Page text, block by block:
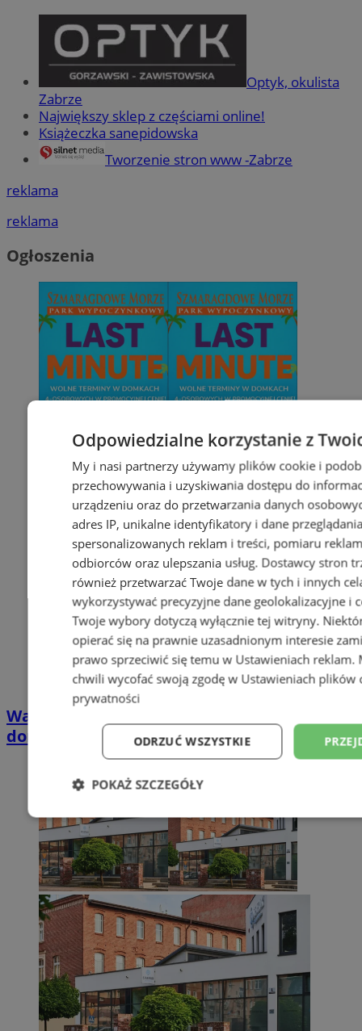
Optyk, okulista
Zabrze
Największy sklep z częściami online!
Książeczka sanepidowska
Tworzenie stron www -Zabrze
reklama
reklama
Ogłoszenia
Wakacyjny wypoczynek nad Bałtykiem w
domkach Szmaragdowe Morze
Odpowiedzialne korzystanie z
My i nasi partnerzy używamy plików cookie i
przechowywania i uzyskiwania dostępu do
urządzeniu oraz do przetwarzania danych
adres IP, unikalne identyfikatory i dane
spersonalizowanych reklam i treści, pomiaru
odbiorców oraz ulepszania usług. Dostawcy stron
również przetwarzać Twoje dane w tych i innych
wykorzystywać precyzyjne dane geolokalizacyjne i
Twoje wybory dotyczą wyłącznie tej witryny.
opierać się na prawnie uzasadnionym interesie
prawo sprzeciwić się temu w Ustawieniach reklam.
chwili wycofać swoją zgodę w Ustawieniach plików
prywatności
ODRZUĆ WSZYSTKIE
POKAŻ SZCZEGÓŁY
Niezbędne Wydajność
Niesklasyfikowane
Niezbędne Wydajność Targetowanie
Niezbędne pliki cookie umożliwiają korzystanie z podstawowych